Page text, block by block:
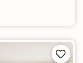

